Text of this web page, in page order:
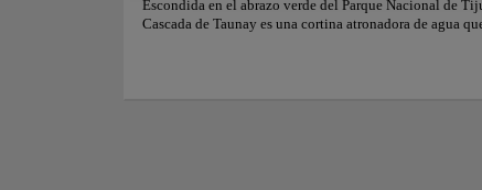
Escondida en el abrazo verde del Parque Nacional de
Cascada de Taunay es una cortina atronadora de agua
Mostrar más